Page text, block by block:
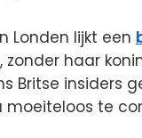
Londen lijkt een
haar
Britse insiders
moeiteloos te